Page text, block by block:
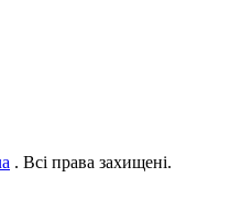
. Всі права захищені.